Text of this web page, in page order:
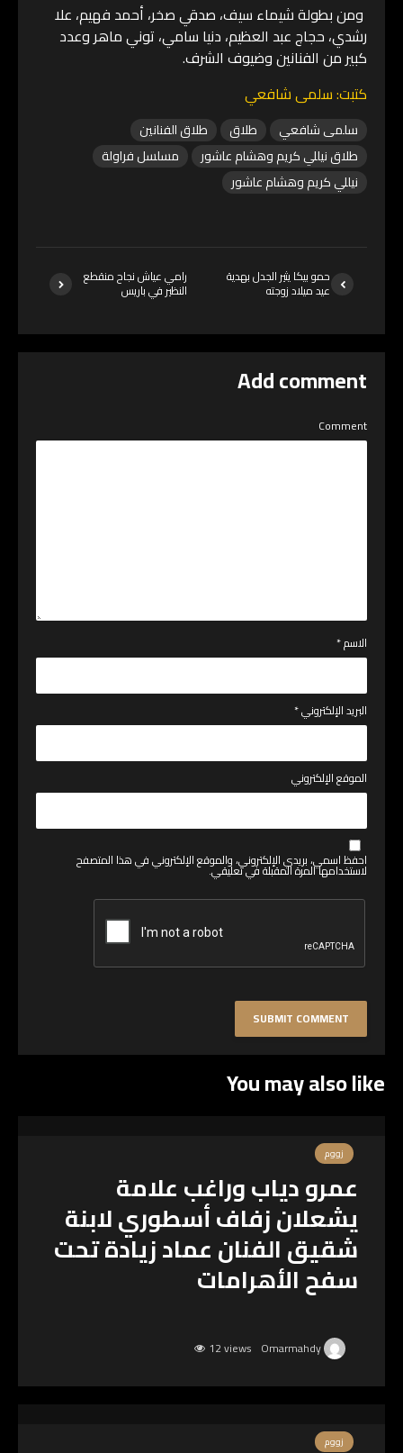
ومن بطولة شيماء سيف، صدقي صخر، أحمد فهيم، علا
رشدي، حجاج عبد العظيم، دنيا سامي، توني ماهر وعدد
كبير من الفنانين وضيوف الشرف.
كتبت: سلمى شافعي
سلمى شافعي طلاق
طلاق الفنانين
طلاق نيللي كريم وهشام عاشور
مسلسل فراولة
نيللي كريم وهشام عاشور
حمو بيكا يثير الجدل بهدية
عيد ميلاد زوجته
رامي عياش نجاح منقطع
النظير في باريس
Add comment
Comment
الاسم*
البريد الإلكتروني*
الموقع الإلكتروني
احفظ اسمي، بريدي الإلكتروني، والموقع الإلكتروني في هذا المتصفح
لاستخدامها المرة المقبلة في تعليقي.
You may also like
زووم
عمرو دياب وراغب علامة
يشعلان زفاف أسطوري لابنة
شقيق الفنان عماد زيادة تحت
سفح الأهرامات
12 views
زووم